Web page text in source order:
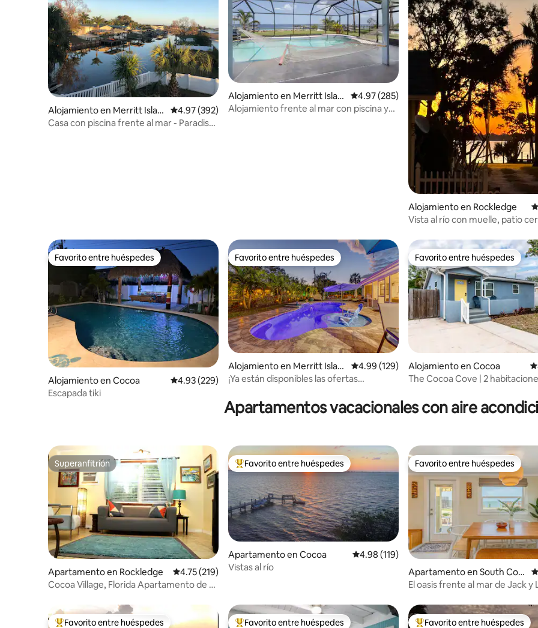
Alojamiento en Merritt Islan
d
Calificación promedio: 4.97 de 5, 392 reseñas
4.97 (392)
Casa con piscina frente al mar - Paradise
Alojamiento en Merritt Islan
d
Calificación promedio: 4.97 de 5, 285 reseñas
4.97 (285)
Alojamiento frente al mar con piscina y
Alojamiento en Rockledge
Vista al río con muelle, patio
Favorito entre huéspedes
Favorito entre huéspedes
Alojamiento en Cocoa Calificación promedio: 4.93 de 5, 229 reseñas
4.93 (229)
Escapada tiki
Favorito entre huéspedes
Favorito entre huéspedes
Alojamiento en Merritt Islan
d
Calificación promedio: 4.99 de 5, 129 reseñas
4.99 (129)
¡Ya están disponibles las ofertas
Favorito entre huéspedes
Favorito entre huéspedes
Alojamiento en Cocoa
The Cocoa Cove | 2
Apartamentos vacacionales con aire
Superanfitrión
Superanfitrión
Apartamento en Rockledge Calificación promedio: 4.75 de 5, 219 reseñas
4.75 (219)
Cocoa Village, Florida Apartamento de 2
Favorito entre huéspedes preferido
Favorito entre huéspedes
Apartamento en Cocoa Calificación promedio: 4.98 de 5, 119 reseñas
4.98 (119)
Vistas al río
Favorito entre huéspedes
Favorito entre huéspedes
Apartamento en South Coc
oa Beach
El oasis frente al mar de Jack y
Favorito entre huéspedes Favorito entre huéspedes Favorito entre huéspedes